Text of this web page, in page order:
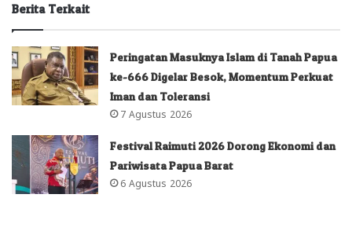
Berita Terkait
Peringatan Masuknya Islam di Tanah Papua
ke-666 Digelar Besok, Momentum Perkuat
Iman dan Toleransi
7 Agustus 2026
Festival Raimuti 2026 Dorong Ekonomi dan
Pariwisata Papua Barat
6 Agustus 2026